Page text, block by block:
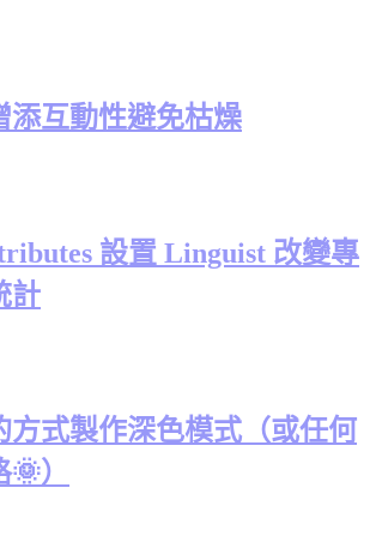
添互動性避免枯燥
設置 Linguist 改變專
計
方式製作深色模式（或任何
）